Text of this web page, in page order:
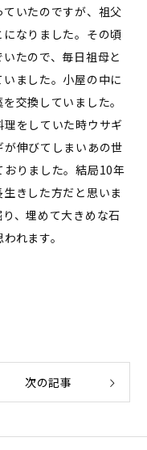
いたのですが、祖父
なりました。その頃
たので、毎日祖母と
ました。小屋の中に
交換していました。
をしていた時ウサギ
伸びてしまいあの世
りました。結局10年
きした方だと思いま
、埋めて大きめな石
れます。
次の記事